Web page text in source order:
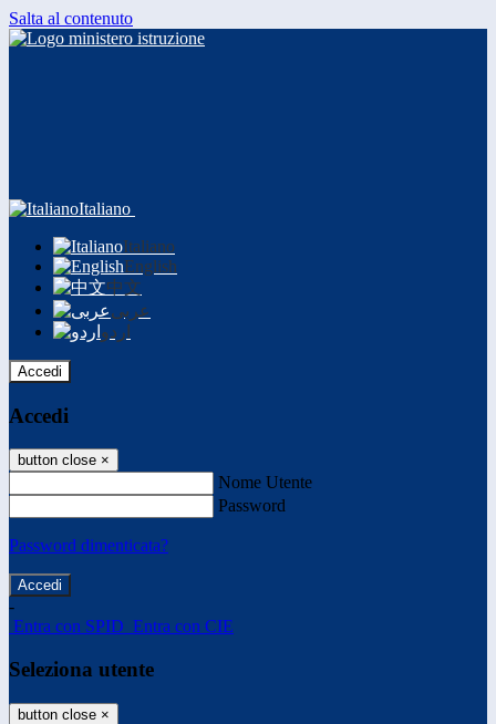
Salta al contenuto
Italiano
Italiano
English
中文
عربى
اردو
Accedi
Accedi
button close ×
Nome Utente
Password
Password dimenticata?
-
Entra con SPID Entra con CIE
Seleziona utente
button close ×